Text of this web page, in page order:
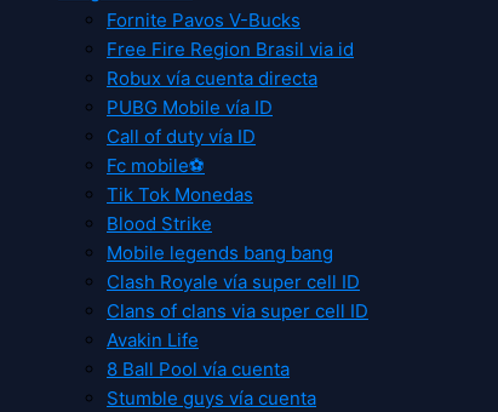
Fornite Pavos V-Bucks
Free Fire Region Brasil via id
Robux vía cuenta directa
PUBG Mobile vía ID
Call of duty vía ID
Fc mobile⚽
Tik Tok Monedas
Blood Strike
Mobile legends bang bang
Clash Royale vía super cell ID
Clans of clans via super cell ID
Avakin Life
8 Ball Pool vía cuenta
Stumble guys vía cuenta